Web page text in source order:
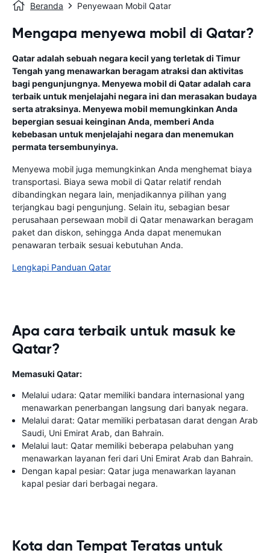
Beranda Penyewaan Mobil Qatar
Mengapa menyewa mobil di Qatar?
Qatar adalah sebuah negara kecil yang terletak di Timur
Tengah yang menawarkan beragam atraksi dan aktivitas
bagi pengunjungnya. Menyewa mobil di Qatar adalah cara
terbaik untuk menjelajahi negara ini dan merasakan budaya
serta atraksinya. Menyewa mobil memungkinkan Anda
bepergian sesuai keinginan Anda, memberi Anda
kebebasan untuk menjelajahi negara dan menemukan
permata tersembunyinya.
Menyewa mobil juga memungkinkan Anda menghemat biaya
transportasi. Biaya sewa mobil di Qatar relatif rendah
dibandingkan negara lain, menjadikannya pilihan yang
terjangkau bagi pengunjung. Selain itu, sebagian besar
perusahaan persewaan mobil di Qatar menawarkan beragam
paket dan diskon, sehingga Anda dapat menemukan
penawaran terbaik sesuai kebutuhan Anda.
Lengkapi Panduan Qatar
Apa cara terbaik untuk masuk ke
Qatar?
Memasuki Qatar:
Melalui udara: Qatar memiliki bandara internasional yang
menawarkan penerbangan langsung dari banyak negara.
Melalui darat: Qatar memiliki perbatasan darat dengan Arab
Saudi, Uni Emirat Arab, dan Bahrain.
Melalui laut: Qatar memiliki beberapa pelabuhan yang
menawarkan layanan feri dari Uni Emirat Arab dan Bahrain.
Dengan kapal pesiar: Qatar juga menawarkan layanan
kapal pesiar dari berbagai negara.
Kota dan Tempat Teratas untuk